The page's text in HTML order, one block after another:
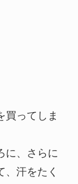
買ってしま
に、さらに
、汗をたく